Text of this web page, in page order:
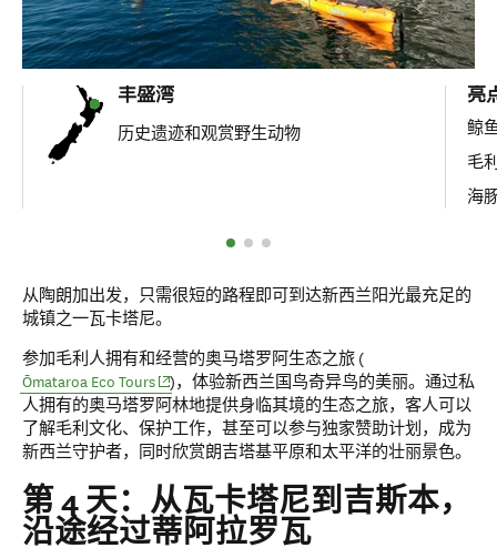
丰盛湾
历史遗迹和观赏野生动物
亮
鲸
毛
海
从陶朗加出发，只需很短的路程即可到达新西兰阳光最充足的
城镇之一瓦卡塔尼。
参加毛利人拥有和经营的奥马塔罗阿生态之旅 (
Ōmataroa Eco Tours(opens in new window)
)，体验新西兰国鸟奇异鸟的美丽。通过私
人拥有的奥马塔罗阿林地提供身临其境的生态之旅，客人可以
了解毛利文化、保护工作，甚至可以参与独家赞助计划，成为
新西兰守护者，同时欣赏朗吉塔基平原和太平洋的壮丽景色。
第 4 天：从瓦卡塔尼到吉斯本，
沿途经过蒂阿拉罗瓦